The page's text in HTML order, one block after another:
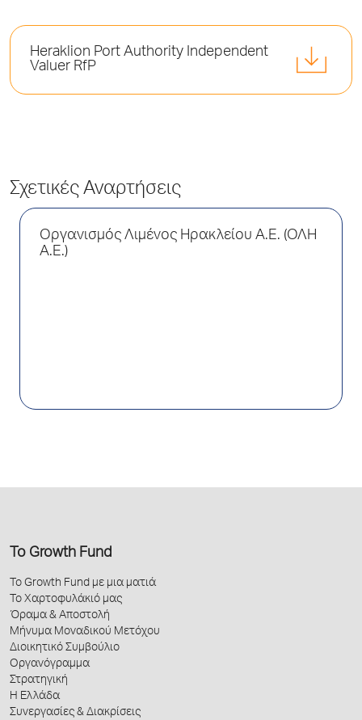
Heraklion Port Authority Independent
Valuer RfP
Σχετικές Αναρτήσεις
Οργανισμός Λιμένος Ηρακλείου Α.Ε. (ΟΛΗ
Α.Ε.)
Το Growth Fund
Το Growth Fund με μια ματιά
Το Χαρτοφυλάκιό μας
Όραμα & Αποστολή
Μήνυμα Μοναδικού Μετόχου
Διοικητικό Συμβούλιο
Οργανόγραμμα
Στρατηγική
Η Ελλάδα
Συνεργασίες & Διακρίσεις